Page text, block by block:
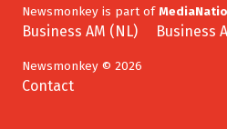
Newsmonkey is part of
Business AM (NL) Business
Newsmonkey © 2026
Contact